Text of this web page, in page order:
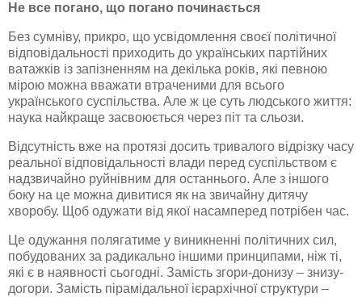
Не все погано, що погано починається
Без сумніву, прикро, що усвідомлення своєї політичної
відповідальності приходить до українських партійних
ватажків із запізненням на декілька років, які певною
мірою можна вважати втраченими для всього
українського суспільства. Але ж це суть людського життя:
наука найкраще засвоюється через піт та сльози.
Відсутність вже на протязі досить тривалого відрізку часу
реальної відповідальності влади перед суспільством є
надзвичайно руйнівним для останнього. Але з іншого
боку на це можна дивитися як на звичайну дитячу
хворобу. Щоб одужати від якої насамперед потрібен час.
Це одужання полягатиме у виникненні політичних сил,
побудованих за радикально іншими принципами, ніж ті,
які є в наявності сьогодні. Замість згори-донизу – знизу-
догори. Замість пірамідальної ієрархічної структури –